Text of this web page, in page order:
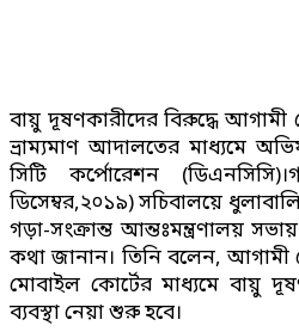
বায়ু দূষণকারীদের বিরুদ্ধে আগামী
ভ্রাম্যমাণ আদালতের মাধ্যমে
সিটি কর্পোরেশন
ডিসেম্বর,২০১৯) সচিবালয়ে
গড়া-সংক্রান্ত আন্তঃমন্ত্রণালয়
কথা জানান। তিনি বলেন, আগামী
মোবাইল কোর্টের মাধ্যমে বায়ু
ব্যবস্থা নেয়া শুরু হবে।